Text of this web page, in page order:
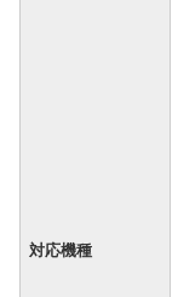
対応機種